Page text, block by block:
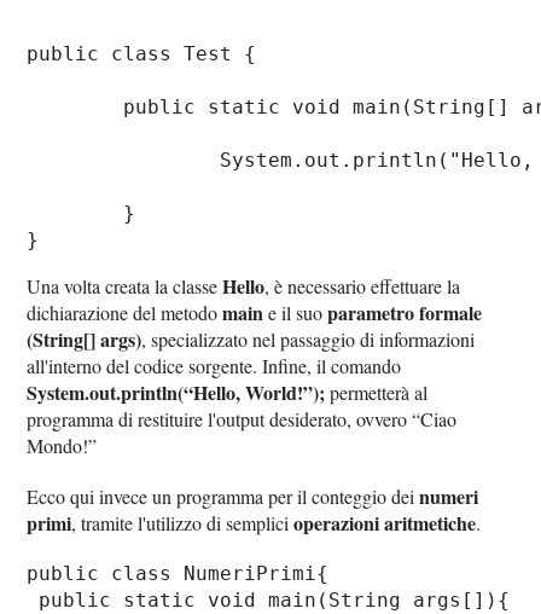
public class Test {
Una volta creata la classeHello, è necessario effettuare la
dichiarazione del metodomaine il suoparametro formale
(String[] args), specializzato nel passaggio di informazioni
all'interno del codice sorgente. Infine, il comando
System.out.println(“Hello, World!”);permetterà al
programma di restituire l'output desiderato, ovvero “Ciao
Mondo!”
Ecco qui invece un programma per il conteggio deinumeri
primi, tramite l'utilizzo di semplicioperazioni aritmetiche.
public class NumeriPrimi{
public static void main(String